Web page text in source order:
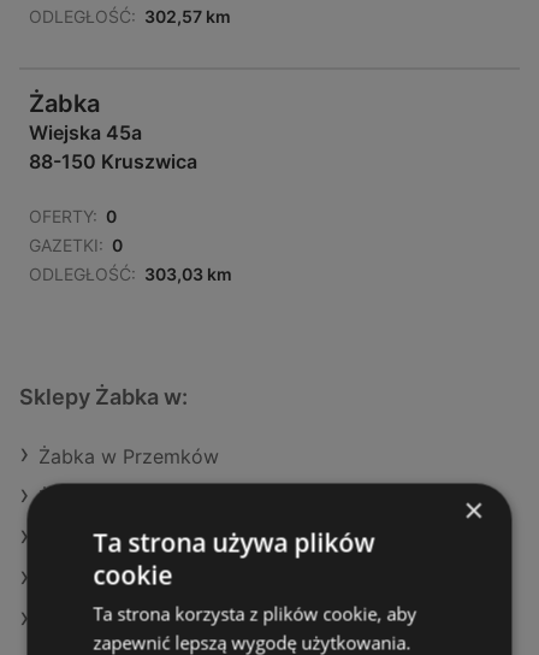
ODLEGŁOŚĆ: 302,57 km
Żabka
Wiejska 45a
88-150 Kruszwica
OFERTY: 0
GAZETKI: 0
ODLEGŁOŚĆ: 303,03 km
Sklepy Żabka w:
Żabka w Przemków
Żabka w Wielka Nieszawka
Żabka w Błonie
Żabka w Płońsk (Gmina)
Żabka w Zakliczyn
×
Ta strona używa plików
cookie
Ta strona korzysta z plików cookie, aby
zapewnić lepszą wygodę użytkowania.